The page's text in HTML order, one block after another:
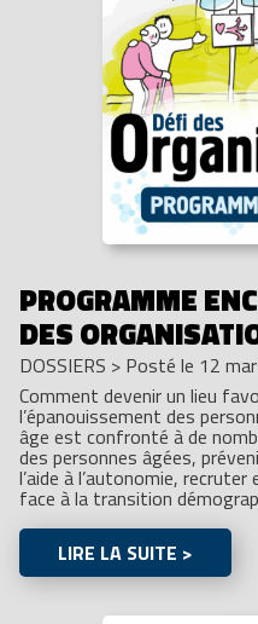
PROGRAMME
DES
DOSSIERS > Posté le 12
Comment devenir un lieu
l’épanouissement des
âge est confronté à de
des personnes âgées,
l’aide à l’autonomie,
face à la transition
LIRE LA SUITE >